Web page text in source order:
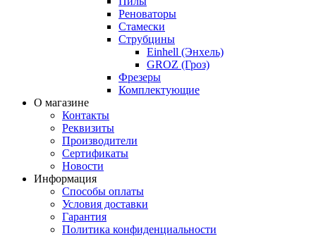
Реноваторы
Стамески
Струбцины
Einhell (Энхель)
GROZ (Гроз)
Фрезеры
Комплектующие
О магазине
Контакты
Реквизиты
Производители
Сертификаты
Новости
Информация
Способы оплаты
Условия доставки
Гарантия
Политика конфиденциальности